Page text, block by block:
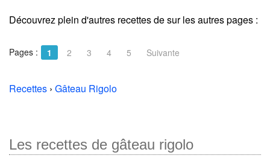
Découvrez plein d'autres recettes desur les autres pages :
Pages : 1 2 3 4 5 Suivante
Recettes › Gâteau Rigolo
Les recettes de gâteau rigolo